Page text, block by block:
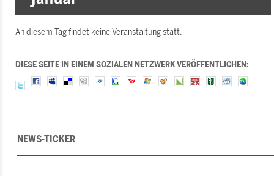
An diesem Tag findet keine Veranstaltung statt.
DIESE SEITE IN EINEM SOZIALEN NETZWERK VERÖFFENTLICHEN:
NEWS-TICKER